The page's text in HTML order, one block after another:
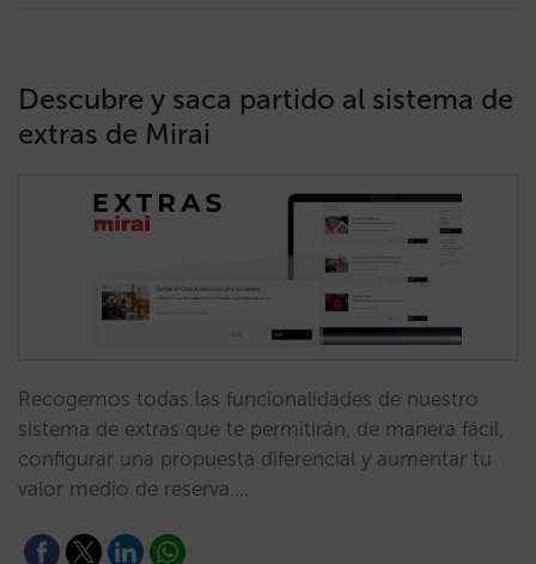
Descubre y saca partido al sistema de
extras de Mirai
Recogemos todas las funcionalidades de nuestro
sistema de extras que te permitirán, de manera fácil,
configurar una propuesta diferencial y aumentar tu
valor medio de reserva.…